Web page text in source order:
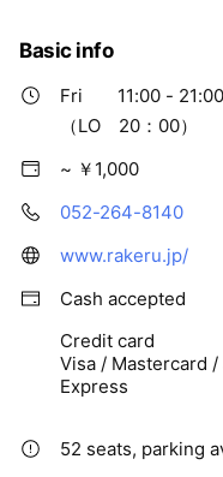
Basic info
Fri
11:00 - 21:00
（LO 20：00）
~ ￥1,000
052-264-8140
www.rakeru.jp/
Cash accepted
Credit card
Visa / Mastercard
Express
52 seats, parking